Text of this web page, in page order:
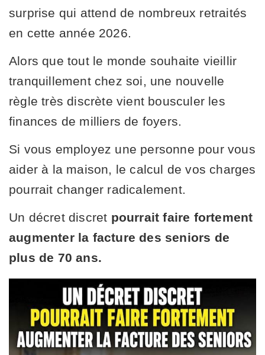
surprise qui attend de nombreux retraités
en cette année 2026.
Alors que tout le monde souhaite vieillir
tranquillement chez soi, une nouvelle
règle très discrète vient bousculer les
finances de milliers de foyers.
Si vous employez une personne pour vous
aider à la maison, le calcul de vos charges
pourrait changer radicalement.
Un décret discret pourrait faire fortement
augmenter la facture des seniors de
plus de 70 ans.